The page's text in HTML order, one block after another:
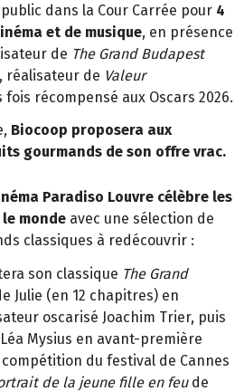
dans la Cour Carrée pour 4
et de musique, en présence
de The Grand Budapest
réalisateur de Valeur
récompensé aux Oscars 2026.
Biocoop proposera aux
gourmands de son offre vrac.
Paradiso Louvre célèbre les
monde avec une sélection de
classiques à redécouvrir :
son classique The Grand
Julie (en 12 chapitres) en
oscarisé Joachim Trier, puis
Mysius en avant-première
du festival de Cannes
de la jeune fille en feude